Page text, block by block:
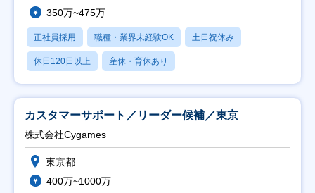
350万~475万
正社員採用 職種・業界未経験OK 土日祝休み
休日120日以上 産休・育休あり
カスタマーサポート／リーダー候補／東京
株式会社Cygames
東京都
400万~1000万